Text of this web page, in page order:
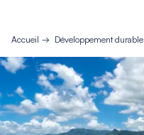
Accueil Développement durable